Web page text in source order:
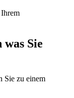
was Sie
Sie zu einem